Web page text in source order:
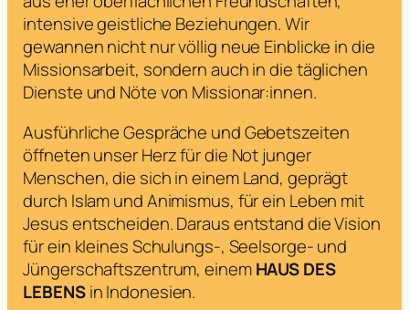
intensive geistliche Beziehungen. Wir
gewannen nicht nur völlig neue Einblicke in die
Missionsarbeit, sondern auch in die täglichen
Dienste und Nöte von Missionar:innen.
Ausführliche Gespräche und Gebetszeiten
öffneten unser Herz für die Not junger
Menschen, die sich in einem Land, geprägt
durch Islam und Animismus, für ein Leben mit
Jesus entscheiden. Daraus entstand die Vision
für ein kleines Schulungs-, Seelsorge- und
Jüngerschaftszentrum, einemHAUS DES
LEBENSin Indonesien.